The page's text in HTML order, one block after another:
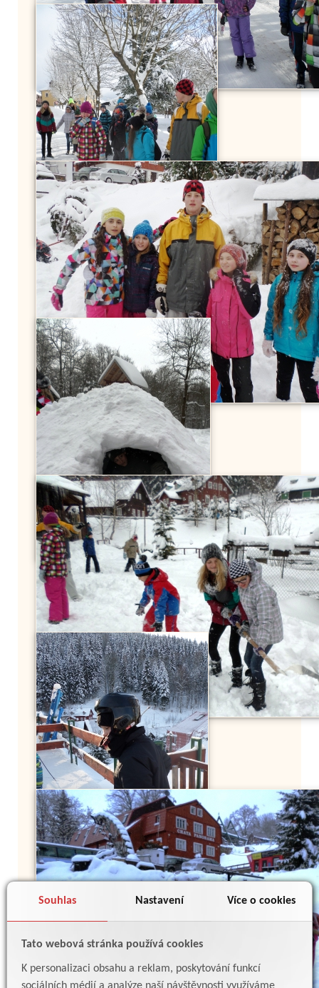
Souhlas Nastavení Více o cookies
Tato webová stránka používá cookies
K personalizaci obsahu a reklam, poskytování funkcí